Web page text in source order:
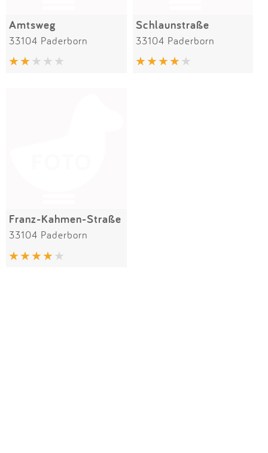
Kontakt
Impressum
Amtsweg
33104 Paderborn
Schlaunstraße
33104 Paderborn
Franz-Kahmen-Straße
33104 Paderborn